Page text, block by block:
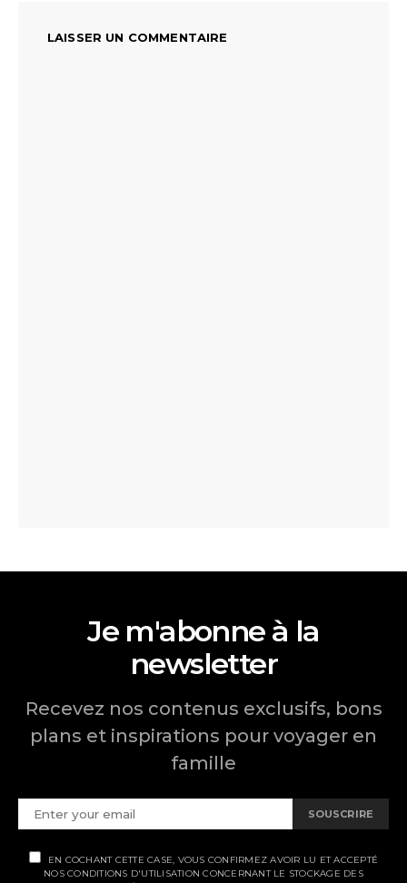
LAISSER UN COMMENTAIRE
Je m'abonne à la
newsletter
Recevez nos contenus exclusifs, bons
plans et inspirations pour voyager en
famille
SOUSCRIRE
EN COCHANT CETTE CASE, VOUS CONFIRMEZ AVOIR LU ET ACCEPTÉ
NOS CONDITIONS D'UTILISATION CONCERNANT LE STOCKAGE DES